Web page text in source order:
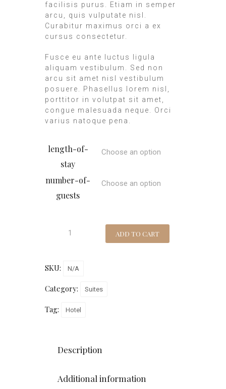
facilisis purus. Etiam in semper
arcu, quis vulputate nisl.
Curabitur maximus orci a ex
cursus consectetur.
Fusce eu ante luctus ligula
aliquam vestibulum. Sed non
arcu sit amet nisl vestibulum
posuere. Phasellus lorem nisl,
porttitor in volutpat sit amet,
congue malesuada neque. Orci
varius natoque pena.
length-of-
stay
number-of-
guests
ADD TO CART
SKU: N/A
Category: Suites
Tag: Hotel
Description
Additional information